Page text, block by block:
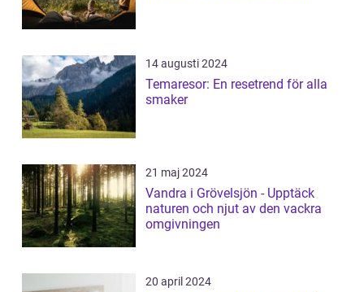
14 augusti 2024
Temaresor: En resetrend för alla
smaker
21 maj 2024
Vandra i Grövelsjön - Upptäck
naturen och njut av den vackra
omgivningen
20 april 2024